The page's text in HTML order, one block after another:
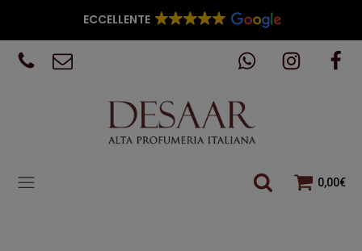
ECCELLENTE
0,00€